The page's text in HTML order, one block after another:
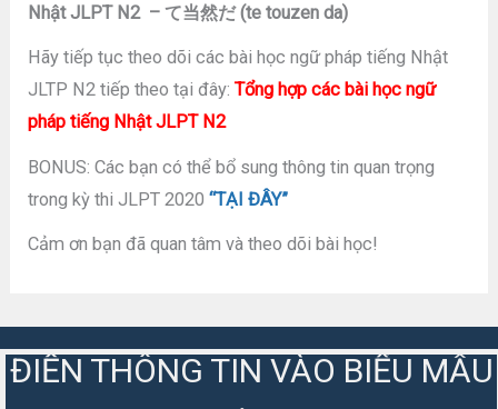
Nhật JLPT N2 – て当然だ (te touzen da)
Hãy tiếp tục theo dõi các bài học ngữ pháp tiếng Nhật
JLTP N2 tiếp theo tại đây:Tổng hợp các bài học ngữ
pháp tiếng Nhật JLPT N2
BONUS: Các bạn có thể bổ sung thông tin quan trọng
trong kỳ thi JLPT 2020“TẠI ĐÂY”
Cảm ơn bạn đã quan tâm và theo dõi bài học!
ĐIỀN THÔNG TIN VÀO BIỂU MẪU